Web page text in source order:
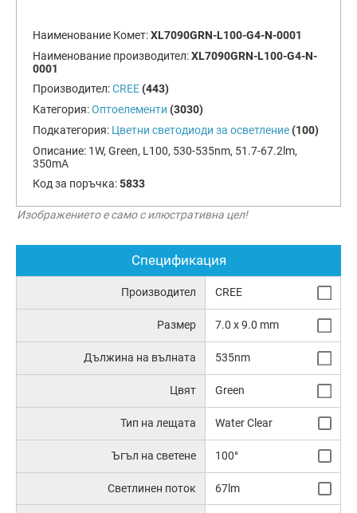
Наименование Комет:XL7090GRN-L100-G4-N-0001
Наименование производител:XL7090GRN-L100-G4-N-
0001
Производител:CREE (443)
Категория:Оптоелементи (3030)
Подкатегория: Цветни светодиоди за осветление (100)
Описание: 1W, Green, L100, 530-535nm, 51.7-67.2lm,
350mA
Код за поръчка:5833
Изображението е само с илюстративна цел!
Спецификация
Производител CREE
Размер 7.0 x 9.0 mm
Дължина на вълната 535nm
Цвят Green
Тип на лещата Water Clear
Ъгъл на светене 100°
Светлинен поток 67lm